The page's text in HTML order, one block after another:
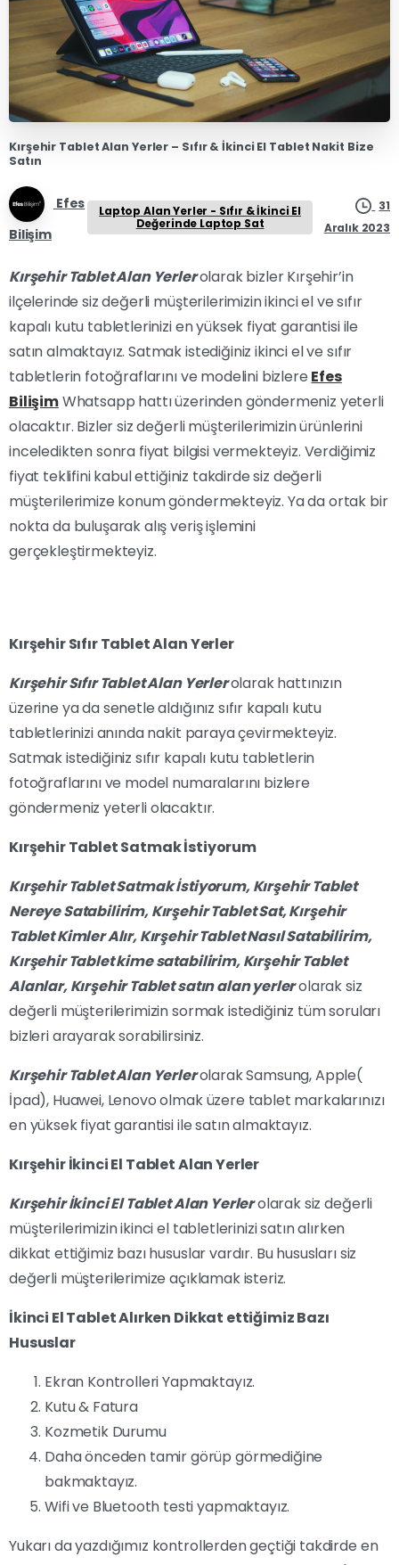
Kırşehir Tablet Alan Yerler – Sıfır & İkinci El Tablet Nakit Bize
Satın
Efes
Bilişim
Laptop Alan Yerler - Sıfır & İkinci El
Değerinde Laptop Sat
31
Aralık 2023
Kırşehir Tablet Alan Yerlerolarak bizler Kırşehir’in
ilçelerinde siz değerli müşterilerimizin ikinci el ve sıfır
kapalı kutu tabletlerinizi en yüksek fiyat garantisi ile
satın almaktayız. Satmak istediğiniz ikinci el ve sıfır
tabletlerin fotoğraflarını ve modelini bizlere Efes
BilişimWhatsapp hattı üzerinden göndermeniz yeterli
olacaktır. Bizler siz değerli müşterilerimizin ürünlerini
inceledikten sonra fiyat bilgisi vermekteyiz. Verdiğimiz
fiyat teklifini kabul ettiğiniz takdirde siz değerli
müşterilerimize konum göndermekteyiz. Ya da ortak bir
nokta da buluşarak alış veriş işlemini
gerçekleştirmekteyiz.
Kırşehir Sıfır Tablet Alan Yerler
Kırşehir Sıfır Tablet Alan Yerlerolarak hattınızın
üzerine ya da senetle aldığınız sıfır kapalı kutu
tabletlerinizi anında nakit paraya çevirmekteyiz.
Satmak istediğiniz sıfır kapalı kutu tabletlerin
fotoğraflarını ve model numaralarını bizlere
göndermeniz yeterli olacaktır.
Kırşehir Tablet Satmak İstiyorum
Kırşehir Tablet Satmak İstiyorum,KırşehirTablet
Nereye Satabilirim,KırşehirTablet Sat,Kırşehir
Tablet Kimler Alır,KırşehirTablet Nasıl Satabilirim,
KırşehirTablet kime satabilirim,KırşehirTablet
Alanlar,KırşehirTablet satın alan yerlerolarak siz
değerli müşterilerimizin sormak istediğiniz tüm soruları
bizleri arayarak sorabilirsiniz.
Kırşehir Tablet Alan Yerlerolarak Samsung, Apple(
İpad), Huawei, Lenovo olmak üzere tablet markalarınızı
en yüksek fiyat garantisi ile satın almaktayız.
Kırşehir İkinci El Tablet Alan Yerler
Kırşehir İkinci El Tablet Alan Yerlerolarak siz değerli
müşterilerimizin ikinci el tabletlerinizi satın alırken
dikkat ettiğimiz bazı hususlar vardır. Bu hususları siz
değerli müşterilerimize açıklamak isteriz.
İkinci El Tablet Alırken Dikkat ettiğimiz Bazı
Hususlar
Ekran Kontrolleri Yapmaktayız.
Kutu & Fatura
Kozmetik Durumu
Daha önceden tamir görüp görmediğine
bakmaktayız.
Wifi ve Bluetooth testi yapmaktayız.
Yukarı da yazdığımız kontrollerden geçtiği takdirde en